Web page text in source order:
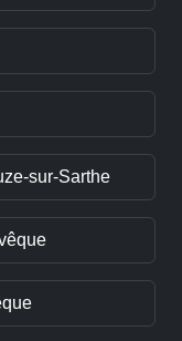
sur-Sarthe